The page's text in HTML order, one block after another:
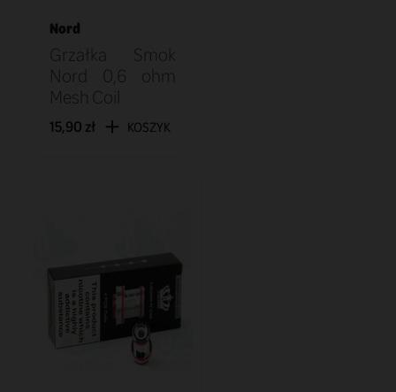
Nord
Grzałka Smok
Nord 0,6 ohm
Mesh Coil
15,90 zł KOSZYK